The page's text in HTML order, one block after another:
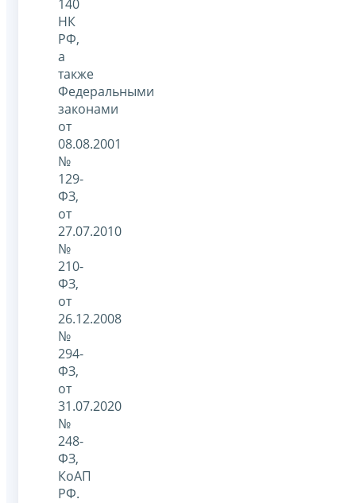
140
НК
РФ,
а
также
Федеральными
законами
от
08.08.2001
№
129-
ФЗ,
от
27.07.2010
№
210-
ФЗ,
от
26.12.2008
№
294-
ФЗ,
от
31.07.2020
№
248-
ФЗ,
КоАП
РФ.